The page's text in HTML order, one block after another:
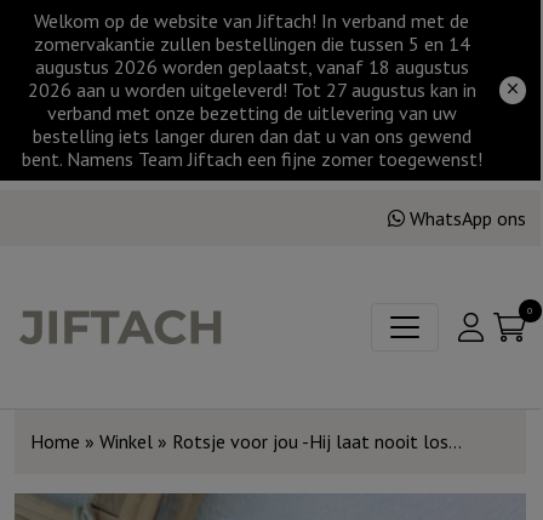
Welkom op de website van Jiftach! In verband met de
zomervakantie zullen bestellingen die tussen 5 en 14
augustus 2026 worden geplaatst, vanaf 18 augustus
2026 aan u worden uitgeleverd! Tot 27 augustus kan in
verband met onze bezetting de uitlevering van uw
bestelling iets langer duren dan dat u van ons gewend
bent. Namens Team Jiftach een fijne zomer toegewenst!
WhatsApp ons
0
Home » Winkel » Rotsje voor jou -Hij laat nooit los…